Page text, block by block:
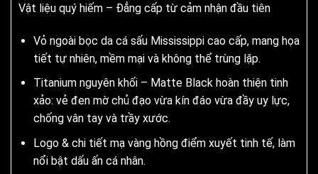
Vật liệu quý hiếm – Đẳng cấp từ cảm nhận đầu tiên
Vỏ ngoài bọc da cá sấu Mississippi cao cấp, mang họa
tiết tự nhiên, mềm mại và không thể trùng lặp.
Titanium nguyên khối – Matte Black hoàn thiện tinh
xảo: vẻ đen mờ chủ đạo vừa kín đáo vừa đầy uy lực,
chống vân tay và trầy xước.
Logo & chi tiết mạ vàng hồng điểm xuyết tinh tế, làm
nổi bật dấu ấn cá nhân.